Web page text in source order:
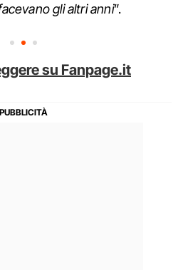
gli altri anni”.
su Fanpage.it